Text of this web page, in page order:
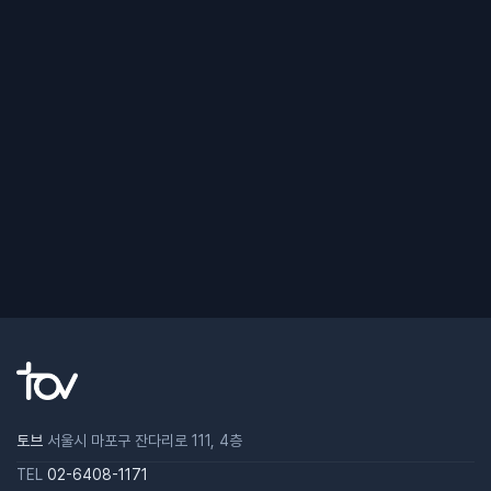
토브 서울시 마포구 잔다리로 111, 4층
TEL 02-6408-1171